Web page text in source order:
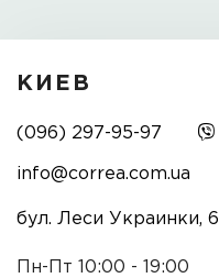
КИЕВ
(096) 297-95-97
info@correa.com.ua
бул. Леси Украинки, 6
Пн-Пт 10:00 - 19:00